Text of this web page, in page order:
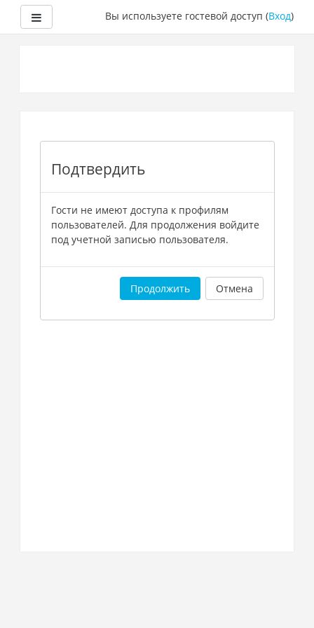
Боковая панельВы используете гостевой доступ (Вход)
Подтвердить
Гости не имеют доступа к профилям
пользователей. Для продолжения войдите
под учетной записью пользователя.
Продолжить Отмена